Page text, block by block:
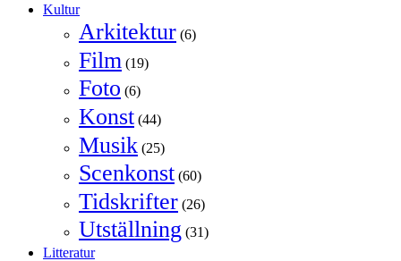
Kultur
Arkitektur (6)
Film (19)
Foto (6)
Konst (44)
Musik (25)
Scenkonst (60)
Tidskrifter (26)
Utställning (31)
Litteratur